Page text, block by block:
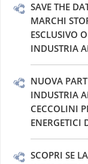
SAVE THE
MARCHI
ESCLUSIVO
INDUSTRIA
NUOVA
INDUSTRIA
CECCOLINI
ENERGETICI
SCOPRI SE